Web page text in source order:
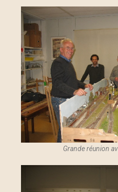
Grande réunion